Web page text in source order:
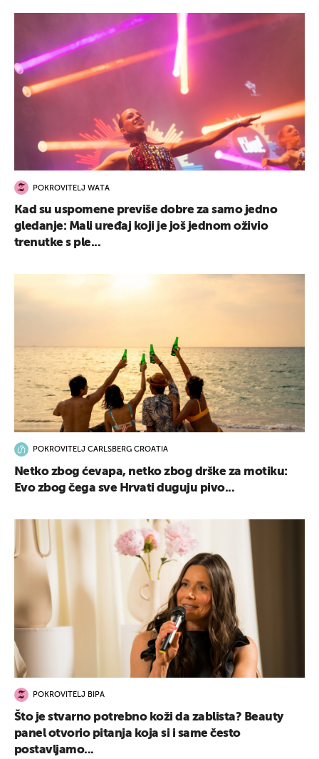
POKROVITELJ WATA
Kad su uspomene previše dobre za samo jedno
gledanje: Mali uređaj koji je još jednom oživio
trenutke s ple...
POKROVITELJ CARLSBERG CROATIA
Netko zbog ćevapa, netko zbog drške za motiku:
Evo zbog čega sve Hrvati duguju pivo...
POKROVITELJ BIPA
Što je stvarno potrebno koži da zablista? Beauty
panel otvorio pitanja koja si i same često
postavljamo...